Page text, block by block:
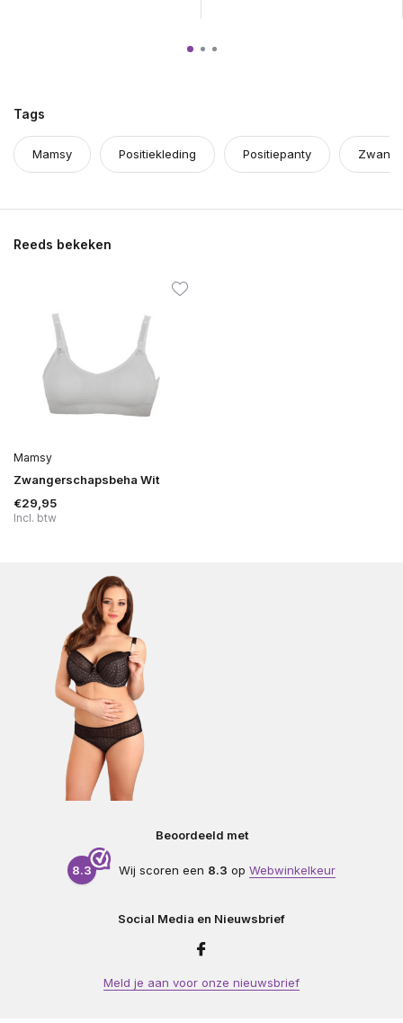
Tags
Mamsy Positiekleding Positiepanty
Reeds bekeken
Mamsy
Zwangerschapsbeha Wit
€29,95
Incl. btw
Beoordeeld met
8.3 Wij scoren een 8.3 op Webwinkelkeur
Social Media en Nieuwsbrief
Meld je aan voor onze nieuwsbrief